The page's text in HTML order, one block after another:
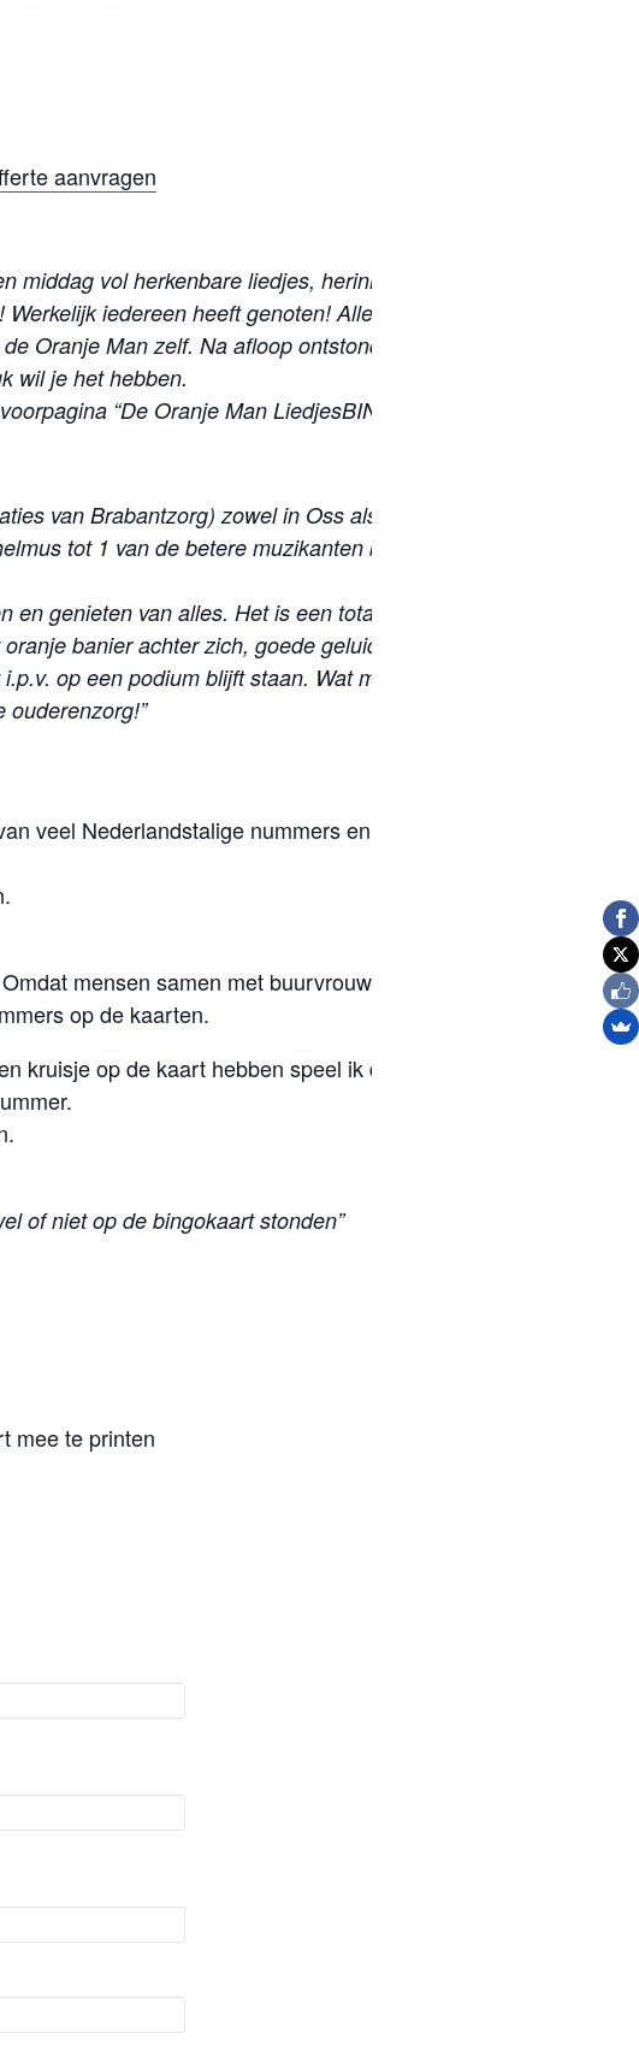
aanvragen
vol herkenbare liedjes, herinneringen
iedereen heeft genoten! Allereerst de
Oranje Man zelf. Na afloop ontstond er zelfs een rij
wil je het hebben.
“De Oranje Man LiedjesBINGO + artikel”
van Brabantzorg) zowel in Oss als Volkel. Keer op
tot 1 van de betere muzikanten behoort voor
genieten van alles. Het is een totaal concept en
banier achter zich, goede geluidsinstallatie (niet
op een podium blijft staan. Wat mij (en de
ouderenzorg!”
veel Nederlandstalige nummers en een paar
mensen samen met buurvrouw, buurman of
op de kaarten.
kruisje op de kaart hebben speel ik dan een nummer
of niet op de bingokaart stonden”
mee te printen